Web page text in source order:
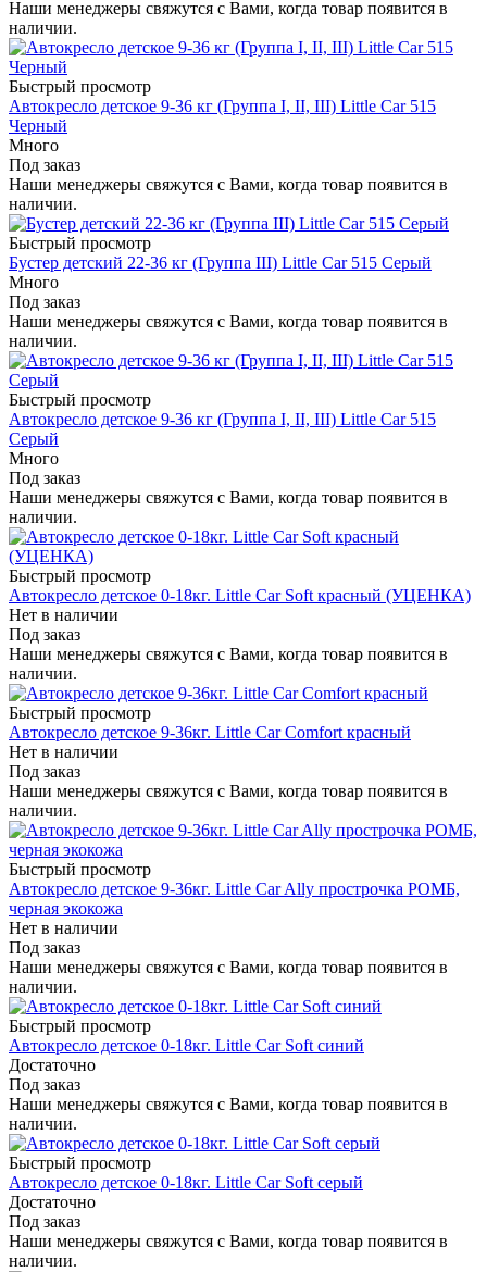
Наши менеджеры свяжутся с Вами, когда товар появится в
наличии.
Быстрый просмотр
Автокресло детское 9-36 кг (Группа I, II, III) Little Car 515
Черный
Много
Под заказ
Наши менеджеры свяжутся с Вами, когда товар появится в
наличии.
Быстрый просмотр
Бустер детский 22-36 кг (Группа III) Little Car 515 Серый
Много
Под заказ
Наши менеджеры свяжутся с Вами, когда товар появится в
наличии.
Быстрый просмотр
Автокресло детское 9-36 кг (Группа I, II, III) Little Car 515
Серый
Много
Под заказ
Наши менеджеры свяжутся с Вами, когда товар появится в
наличии.
Быстрый просмотр
Автокресло детское 0-18кг. Little Car Soft красный (УЦЕНКА)
Нет в наличии
Под заказ
Наши менеджеры свяжутся с Вами, когда товар появится в
наличии.
Быстрый просмотр
Автокресло детское 9-36кг. Little Car Comfort красный
Нет в наличии
Под заказ
Наши менеджеры свяжутся с Вами, когда товар появится в
наличии.
Быстрый просмотр
Автокресло детское 9-36кг. Little Car Ally прострочка РОМБ,
черная экокожа
Нет в наличии
Под заказ
Наши менеджеры свяжутся с Вами, когда товар появится в
наличии.
Быстрый просмотр
Автокресло детское 0-18кг. Little Car Soft синий
Достаточно
Под заказ
Наши менеджеры свяжутся с Вами, когда товар появится в
наличии.
Быстрый просмотр
Автокресло детское 0-18кг. Little Car Soft серый
Достаточно
Под заказ
Наши менеджеры свяжутся с Вами, когда товар появится в
наличии.